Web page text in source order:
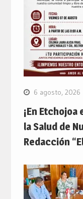
6 agosto, 2026
¡En
la Salud de
Redacción